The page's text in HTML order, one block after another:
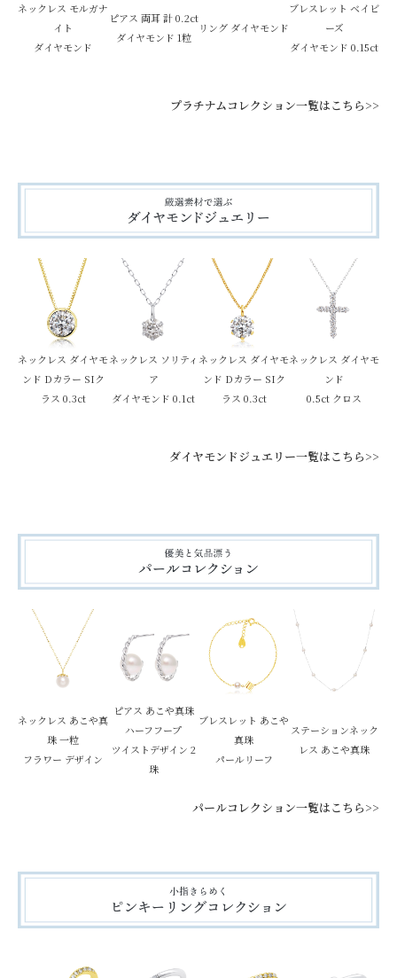
ネックレス モルガナ
イト
ダイヤモンド
ピアス 両耳 計 0.2ct
ダイヤモンド 1粒
リング ダイヤモンド
ブレスレット ベイビ
ーズ
ダイヤモンド 0.15ct
プラチナムコレクション一覧はこちら>>
ネックレス ダイヤモ
ンド Dカラー SIク
ラス 0.3ct
ネックレス ソリティ
ア
ダイヤモンド 0.1ct
ネックレス ダイヤモ
ンド Dカラー SIク
ラス 0.3ct
ネックレス ダイヤモ
ンド
0.5ct クロス
ダイヤモンドジュエリー一覧はこちら>>
ネックレス あこや真
珠 一粒
フラワー デザイン
ピアス あこや真珠
ハーフフープ
ツイストデザイン 2
珠
ブレスレット あこや
真珠
パールリーフ
ステーションネック
レス あこや真珠
パールコレクション一覧はこちら>>